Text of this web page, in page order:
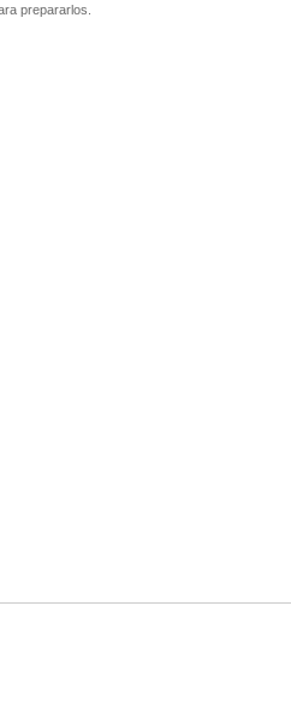
prepararlos.